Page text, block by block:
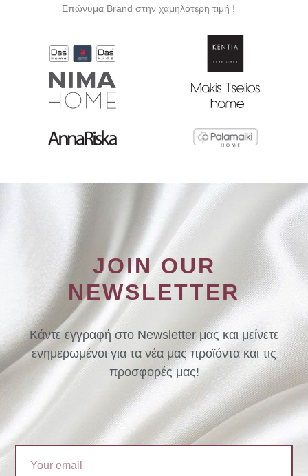
Επώνυμα Brand στην χαμηλότερη τιμή !
JOIN OUR
NEWSLETTER
Κάντε εγγραφή στο Newsletter μας και μείνετε
ενημερωμένοι για τα νέα μας προϊόντα και τις
προσφορές μας!